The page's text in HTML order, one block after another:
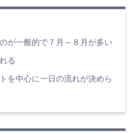
が一般的で７月～８月が多い
る
を中心に一日の流れが決めら